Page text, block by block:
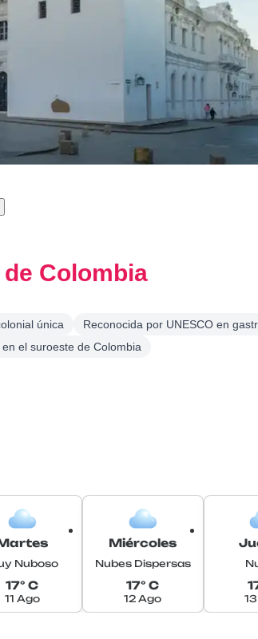
Colombia
única
Reconocida por UNESCO en
en el suroeste de Colombia
Nuboso
17° C
11 Ago
Miércoles
Nubes Dispersas
17° C
12 Ago